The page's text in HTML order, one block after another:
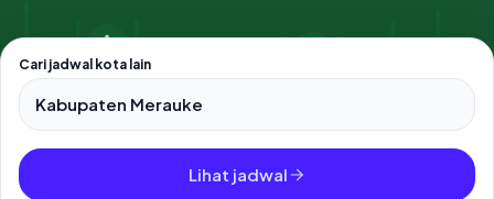
Cari jadwal kota lain
Pilih salah satu dari 500+ kota dan kabupaten di Indonesia.
Lihat jadwal